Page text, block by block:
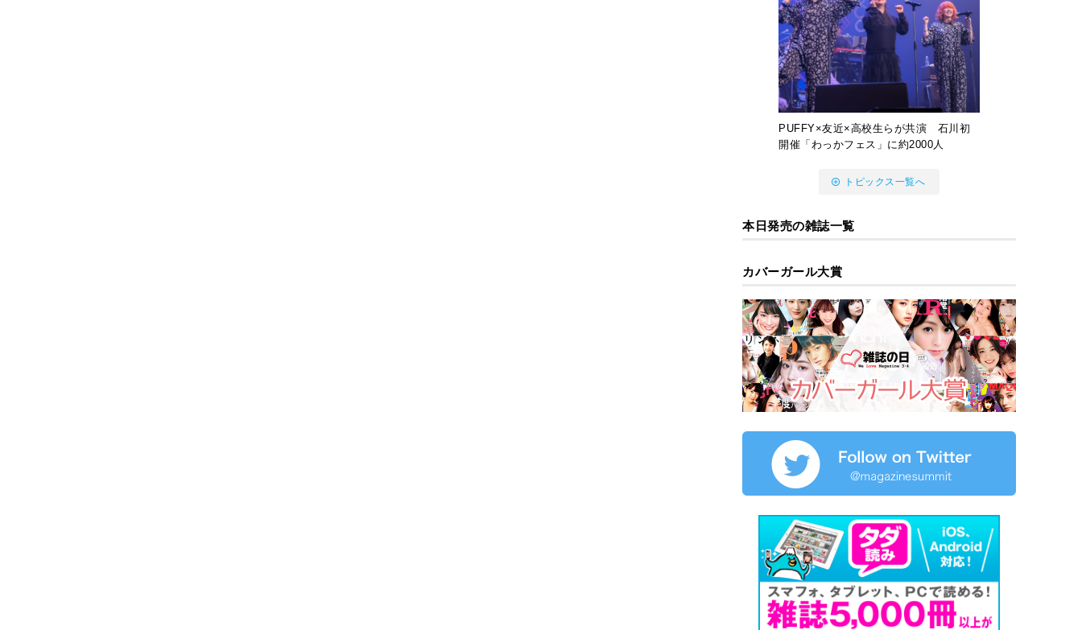
PUFFY×友近×高校生らが共演 石川初
開催「わっかフェス」に約2000人
トピックス一覧へ
本日発売の雑誌一覧
カバーガール大賞